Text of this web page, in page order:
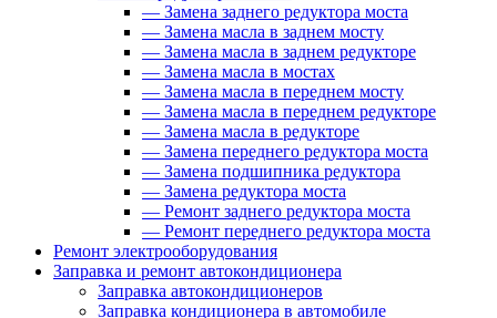
— Замена заднего редуктора моста
— Замена масла в заднем мосту
— Замена масла в заднем редукторе
— Замена масла в мостах
— Замена масла в переднем мосту
— Замена масла в переднем редукторе
— Замена масла в редукторе
— Замена переднего редуктора моста
— Замена подшипника редуктора
— Замена редуктора моста
— Ремонт заднего редуктора моста
— Ремонт переднего редуктора моста
Ремонт электрооборудования
Заправка и ремонт автокондиционера
Заправка автокондиционеров
Заправка кондиционера в автомобиле